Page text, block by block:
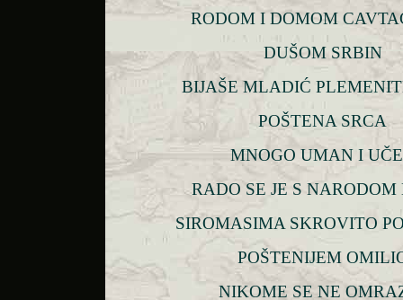
RODOM I DOMOM
DUŠOM SRBIN
BIJAŠE MLADIĆ
POŠTENA SRCA
MNOGO UMAN I
RADO SE JE S NARODOM
SIROMASIMA SKROVITO
POŠTENIJEM
NIKOME SE NE